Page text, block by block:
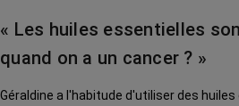
« Les huiles essentielles
quand on a un cancer ? »
Géraldine a l'habitude d'utiliser des